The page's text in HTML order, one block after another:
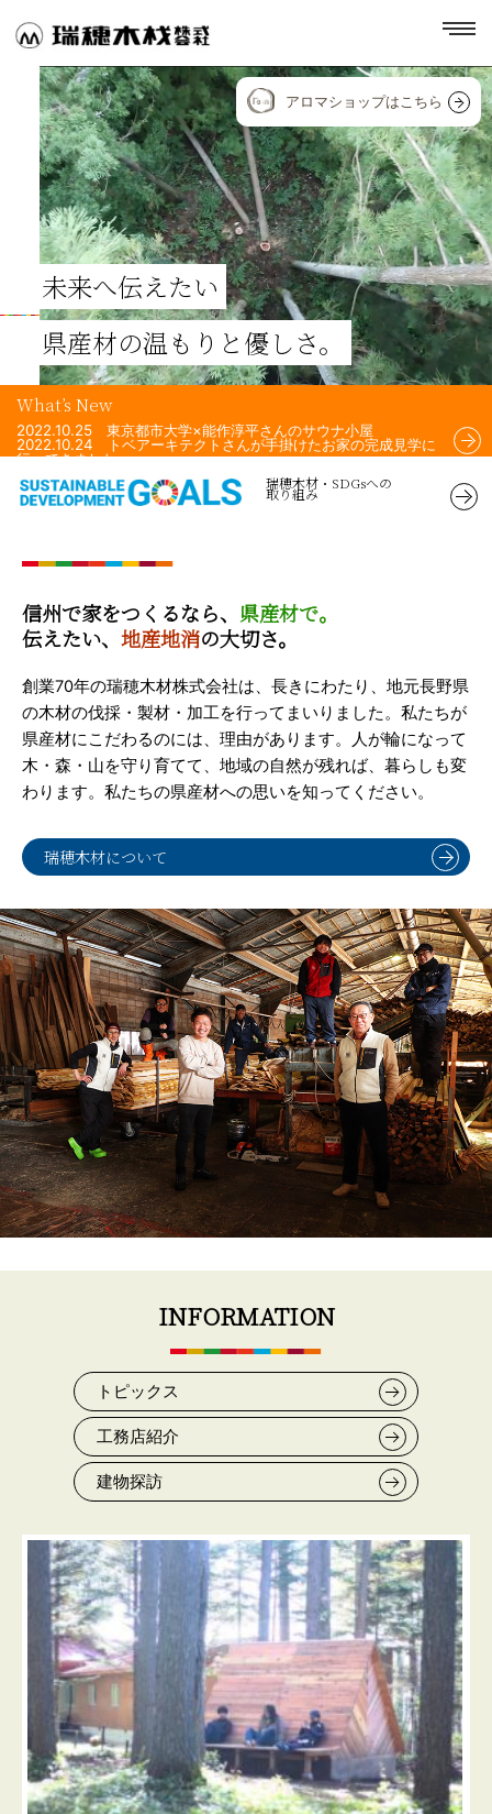
未来へ伝えたい
県産材の温もりと優しさ。
アロマショップはこちら
What’s New
2022.10.25 東京都市大学×能作淳平さんのサウナ小屋
2022.10.24 トベアーキテクトさんが手掛けたお家の完成見学に
行ってきました。
2022.10.24 Airchi Airsさんが手掛けた住宅のフェンスに、瑞穂
木材の杉材を使用して頂きました！
瑞穂木材・SDGsへの
取り組み
信州で家をつくるなら、 県産材で。
伝えたい、 地産地消の大切さ。
創業70年の瑞穂木材株式会社は、長きにわたり、地元長野県
の木材の伐採・製材・加工を行ってまいりました。私たちが
県産材にこだわるのには、理由があります。人が輪になって
木・森・山を守り育てて、地域の自然が残れば、暮らしも変
わります。私たちの県産材への思いを知ってください。
瑞穂木材について
INFORMATION
トピックス
工務店紹介
建物探訪